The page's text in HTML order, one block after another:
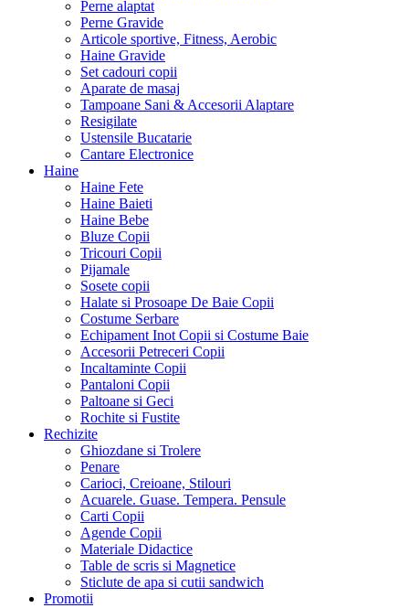
Perne alaptat
Perne Gravide
Articole sportive, Fitness, Aerobic
Haine Gravide
Set cadouri copii
Aparate de masaj
Tampoane Sani & Accesorii Alaptare
Resigilate
Ustensile Bucatarie
Cantare Electronice
Haine
Haine Fete
Haine Baieti
Haine Bebe
Bluze Copii
Tricouri Copii
Pijamale
Sosete copii
Halate si Prosoape De Baie Copii
Costume Serbare
Echipament Inot Copii si Costume Baie
Accesorii Petreceri Copii
Incaltaminte Copii
Pantaloni Copii
Paltoane si Geci
Rochite si Fustite
Rechizite
Ghiozdane si Trolere
Penare
Carioci, Creioane, Stilouri
Acuarele. Guase. Tempera. Pensule
Carti Copii
Agende Copii
Materiale Didactice
Table de scris si Magnetice
Sticlute de apa si cutii sandwich
Promotii